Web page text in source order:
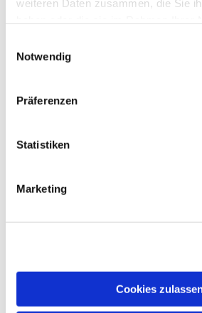
weiteren Daten zusammen, die Sie
Notwendig
Präferenzen
Statistiken
Marketing
Cookies